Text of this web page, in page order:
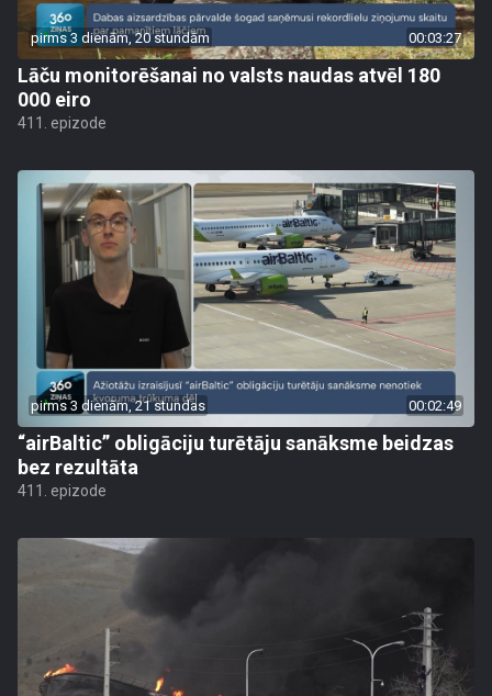
pirms 3 dienām, 20 stundām 00:03:27
Lāču monitorēšanai no valsts naudas atvēl 180
000 eiro
411. epizode
pirms 3 dienām, 21 stundas 00:02:49
“airBaltic” obligāciju turētāju sanāksme beidzas
bez rezultāta
411. epizode